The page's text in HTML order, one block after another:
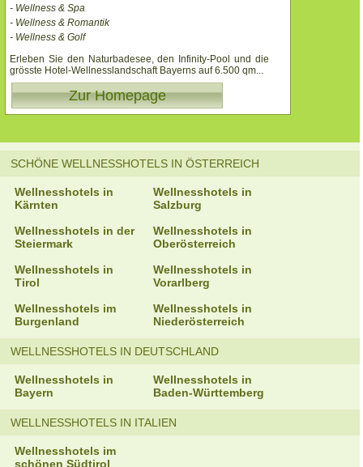
- Wellness & Spa
- Wellness & Romantik
- Wellness & Golf
Erleben Sie den Naturbadesee, den Infinity-Pool und die
grösste Hotel-Wellnesslandschaft Bayerns auf 6.500 qm
Zur Homepage
SCHÖNE WELLNESSHOTELS IN ÖSTERREICH
Wellnesshotels in
Kärnten
Wellnesshotels in
Salzburg
Wellnesshotels in der
Steiermark
Wellnesshotels in
Oberösterreich
Wellnesshotels in
Tirol
Wellnesshotels in
Vorarlberg
Wellnesshotels im
Burgenland
Wellnesshotels in
Niederösterreich
WELLNESSHOTELS IN DEUTSCHLAND
Wellnesshotels in
Bayern
Wellnesshotels in
Baden-Württemberg
WELLNESSHOTELS IN ITALIEN
Wellnesshotels im
schönen Südtirol